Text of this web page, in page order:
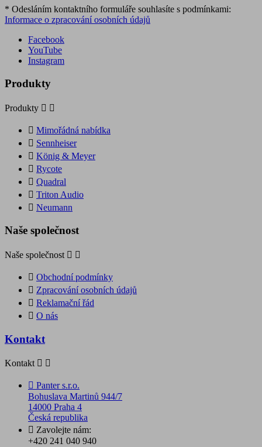
* Odesláním kontaktního formuláře souhlasíte s podmínkami:
Informace o zpracování osobních údajů
Facebook
YouTube
Instagram
Produkty
Produkty  
 Mimořádná nabídka
 Sennheiser
 König & Meyer
 Rycote
 Quadral
 Triton Audio
 Neumann
Naše společnost
Naše společnost  
 Obchodní podmínky
 Zpracování osobních údajů
 Reklamační řád
 O nás
Kontakt
Kontakt  
 Panter s.r.o.
Bohuslava Martinů 944/7
14000 Praha 4
Česká republika
 Zavolejte nám:
+420 241 040 940